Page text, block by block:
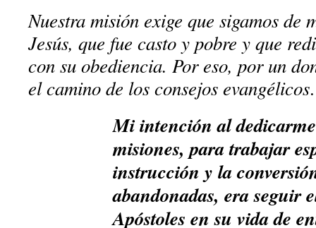
Nuestra misión exige que sigamos de
Jesús, que fue casto y pobre y que
con su obediencia. Por eso, por un
el camino de los consejos evangélicos
Mi intención al
misiones, para trabajar
instrucción y la
abandonadas, era seguir
Apóstoles en su vida de